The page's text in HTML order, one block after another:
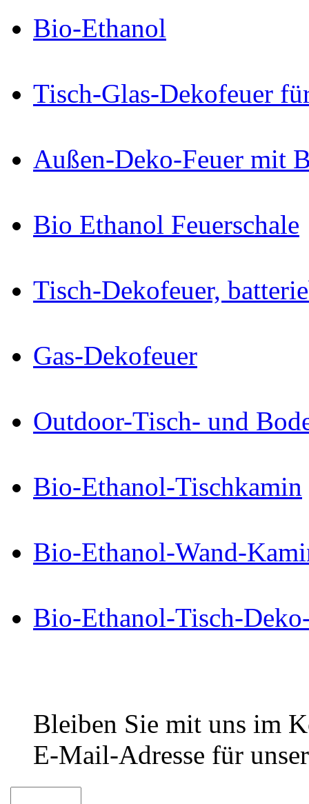
Bio-Ethanol
Tisch-Glas-Dekofeuer
Außen-Deko-Feuer mit
Bio Ethanol Feuerschale
Tisch-Dekofeuer,
Gas-Dekofeuer
Outdoor-Tisch- und
Bio-Ethanol-Tischkamin
Bio-Ethanol-Wand-
Bio-Ethanol-Tisch-
Bleiben Sie mit uns im
E-Mail-Adresse für